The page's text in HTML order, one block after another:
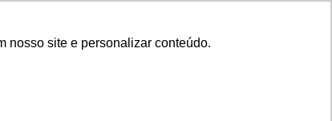
nosso site e personalizar conteúdo.